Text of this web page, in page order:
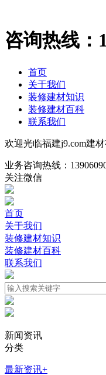
咨询热线：
首页
关于我们
装修建材知识
装修建材百科
联系我们
欢迎光临福建j9.com建
业务咨询热线：
关注微信
首页
关于我们
装修建材知识
装修建材百科
联系我们
新闻资讯
分类
最新资讯+